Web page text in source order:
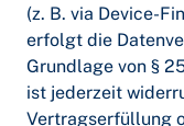
(z. B. via Device-
erfolgt die
Grundlage von §
ist jederzeit
Vertragserfüllung